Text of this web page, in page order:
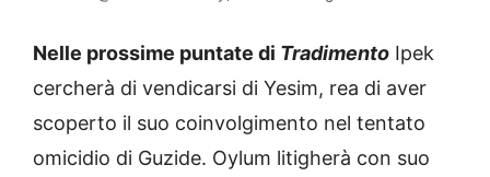
Nelle prossime puntate di Tradimento Ipek
cercherà di vendicarsi di Yesim, rea di aver
scoperto il suo coinvolgimento nel tentato
omicidio di Guzide. Oylum litigherà con suo